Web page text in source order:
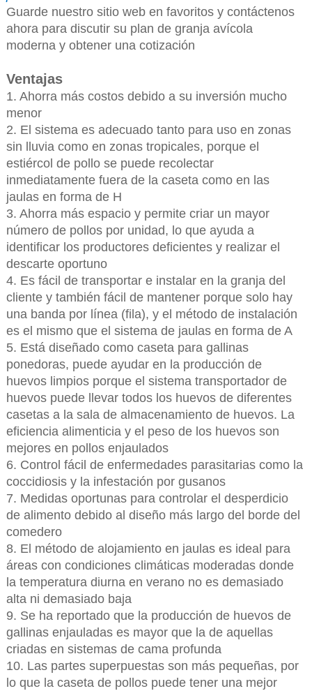
Guarde nuestro sitio web en favoritos y contáctenos
ahora para discutir su plan de granja avícola
moderna y obtener una cotización
Ventajas
1. Ahorra más costos debido a su inversión mucho
menor
2. El sistema es adecuado tanto para uso en zonas
sin lluvia como en zonas tropicales, porque el
estiércol de pollo se puede recolectar
inmediatamente fuera de la caseta como en las
jaulas en forma de H
3. Ahorra más espacio y permite criar un mayor
número de pollos por unidad, lo que ayuda a
identificar los productores deficientes y realizar el
descarte oportuno
4. Es fácil de transportar e instalar en la granja del
cliente y también fácil de mantener porque solo hay
una banda por línea (fila), y el método de instalación
es el mismo que el sistema de jaulas en forma de A
5. Está diseñado como caseta para gallinas
ponedoras, puede ayudar en la producción de
huevos limpios porque el sistema transportador de
huevos puede llevar todos los huevos de diferentes
casetas a la sala de almacenamiento de huevos. La
eficiencia alimenticia y el peso de los huevos son
mejores en pollos enjaulados
6. Control fácil de enfermedades parasitarias como la
coccidiosis y la infestación por gusanos
7. Medidas oportunas para controlar el desperdicio
de alimento debido al diseño más largo del borde del
comedero
8. El método de alojamiento en jaulas es ideal para
áreas con condiciones climáticas moderadas donde
la temperatura diurna en verano no es demasiado
alta ni demasiado baja
9. Se ha reportado que la producción de huevos de
gallinas enjauladas es mayor que la de aquellas
criadas en sistemas de cama profunda
10. Las partes superpuestas son más pequeñas, por
lo que la caseta de pollos puede tener una mejor